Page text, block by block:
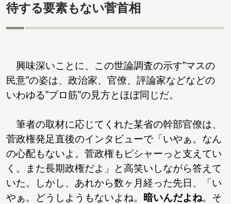
待する要素もない菅首相
興味深いことに、この世論調査の示す”マスの
民意”の姿は、政治家、官僚、評論家などなどの
いわゆる”プロ筋”の見方とほぼ同じだ。
筆者の取材に応じてくれた某省の幹部官僚は、
菅政権発足直後のインタビューで「いやぁ。なん
の心配もないよ。菅政権もピシャーっと支えてい
く。また長期政権だよ」と高笑いしながら答えて
いた。しかし、あれから数ヶ月経った先日、「い
やぁ。どうしようもないよね。
暗いんだよね。そ